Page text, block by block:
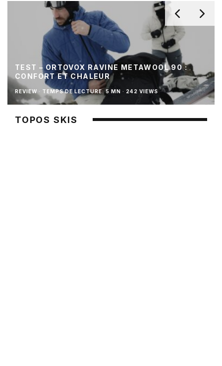
TEST – ORTOVOX RAVINE METAWOOL 90 :
CONFORT ET CHALEUR
REVIEW · TEMPS DE LECTURE: 5 MN · 242 VIEWS
TOPOS SKIS